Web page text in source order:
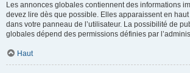
Les annonces globales contiennent des informations
devez lire dès que possible. Elles apparaissent en
dans votre panneau de l’utilisateur. La possibilité de
globales dépend des permissions définies par
Haut